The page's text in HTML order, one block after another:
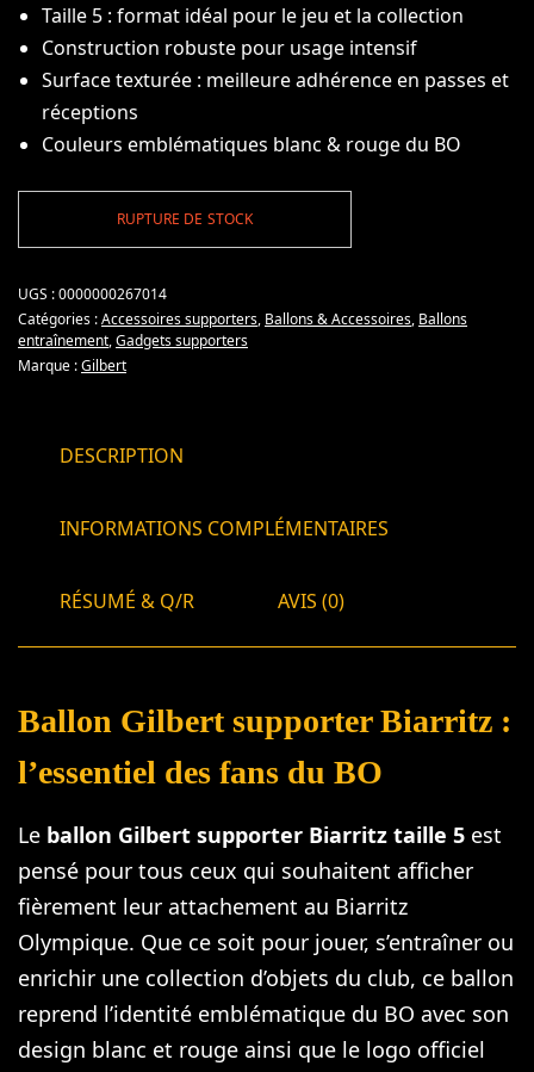
Taille 5 : format idéal pour le jeu et la collection
Construction robuste pour usage intensif
Surface texturée : meilleure adhérence en passes et
réceptions
Couleurs emblématiques blanc & rouge du BO
RUPTURE DE STOCK
UGS :0000000267014
Catégories :Accessoires supporters, Ballons & Accessoires, Ballons
entraînement,Gadgets supporters
Marque :Gilbert
DESCRIPTION
INFORMATIONS COMPLÉMENTAIRES
RÉSUMÉ & Q/R AVIS (0)
Ballon Gilbert supporter Biarritz :
l’essentiel des fans du BO
Le ballon Gilbert supporter Biarritz taille 5 est
pensé pour tous ceux qui souhaitent afficher
fièrement leur attachement au Biarritz
Olympique. Que ce soit pour jouer, s’entraîner ou
enrichir une collection d’objets du club, ce ballon
reprend l’identité emblématique du BO avec son
design blanc et rouge ainsi que le logo officiel